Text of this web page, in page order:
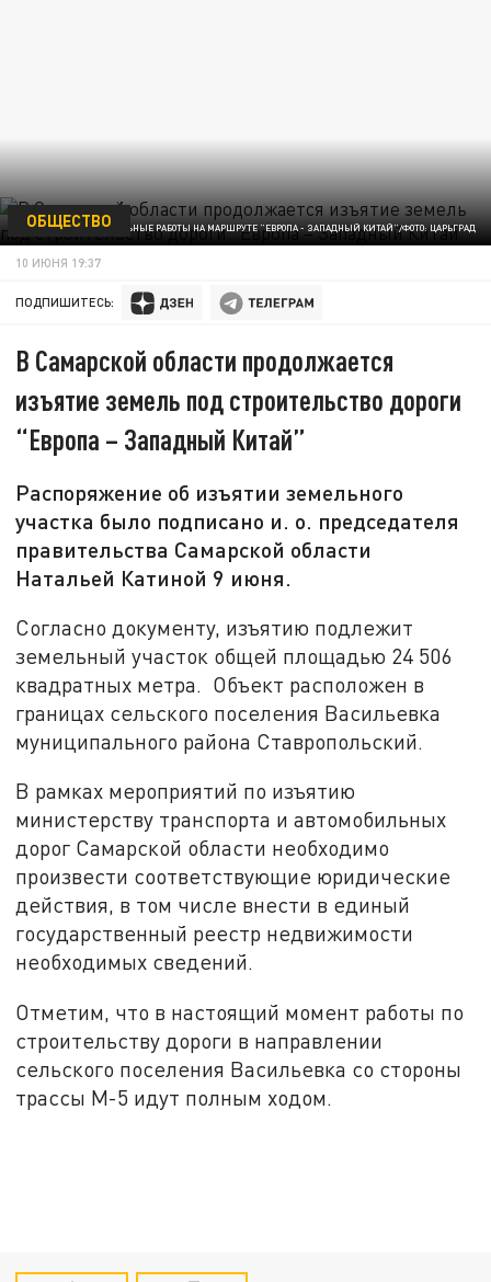
СТРОИТЕЛЬНЫЕ РАБОТЫ НА МАРШРУТЕ "ЕВРОПА - ЗАПАДНЫЙ КИТАЙ"/ФОТО: ЦАРЬГРАД
ОБЩЕСТВО
10 ИЮНЯ 19:37
ПОДПИШИТЕСЬ:
В Самарской области продолжается
изъятие земель под строительство дороги
“Европа – Западный Китай”
Распоряжение об изъятии земельного
участка было подписано и. о. председателя
правительства Самарской области
Натальей Катиной 9 июня.
Согласно документу, изъятию подлежит
земельный участок общей площадью 24 506
квадратных метра. Объект расположен в
границах сельского поселения Васильевка
муниципального района Ставропольский.
В рамках мероприятий по изъятию
министерству транспорта и автомобильных
дорог Самарской области необходимо
произвести соответствующие юридические
действия, в том числе внести в единый
государственный реестр недвижимости
необходимых сведений.
Отметим, что в настоящий момент работы по
строительству дороги в направлении
сельского поселения Васильевка со стороны
трассы М-5 идут полным ходом.